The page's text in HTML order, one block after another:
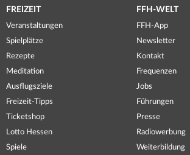
FREIZEIT
Veranstaltungen
Spielplätze
Rezepte
Meditation
Ausflugsziele
Freizeit-Tipps
Ticketshop
Lotto Hessen
Spiele
FFH-WELT
FFH-App
Newsletter
Kontakt
Frequenzen
Jobs
Führungen
Presse
Radiowerbung
Weiterbildung